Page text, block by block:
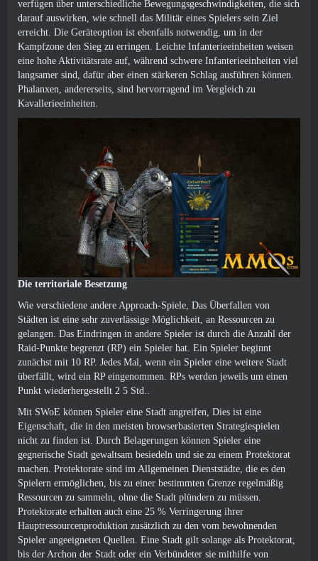
verfügen über unterschiedliche Bewegungsgeschwindigkeiten, die sich
darauf auswirken, wie schnell das Militär eines Spielers sein Ziel
erreicht. Die Geräteoption ist ebenfalls notwendig, um in der
Kampfzone den Sieg zu erringen. Leichte Infanterieeinheiten weisen
eine hohe Aktivitätsrate auf, während schwere Infanterieeinheiten viel
langsamer sind, dafür aber einen stärkeren Schlag ausführen können.
Phalanxen, andererseits, sind hervorragend im Vergleich zu
Kavallerieeinheiten.
Die territoriale Besetzung
Wie verschiedene andere Approach-Spiele, Das Überfallen von
Städten ist eine sehr zuverlässige Möglichkeit, an Ressourcen zu
gelangen. Das Eindringen in andere Spieler ist durch die Anzahl der
Raid-Punkte begrenzt (RP) ein Spieler hat. Ein Spieler beginnt
zunächst mit 10 RP. Jedes Mal, wenn ein Spieler eine weitere Stadt
überfällt, wird ein RP eingenommen. RPs werden jeweils um einen
Punkt wiederhergestellt 2 5 Std..
Mit SWoE können Spieler eine Stadt angreifen, Dies ist eine
Eigenschaft, die in den meisten browserbasierten Strategiespielen
nicht zu finden ist. Durch Belagerungen können Spieler eine
gegnerische Stadt gewaltsam besiedeln und sie zu einem Protektorat
machen. Protektorate sind im Allgemeinen Dienststädte, die es den
Spielern ermöglichen, bis zu einer bestimmten Grenze regelmäßig
Ressourcen zu sammeln, ohne die Stadt plündern zu müssen.
Protektorate erhalten auch eine 25 % Verringerung ihrer
Hauptressourcenproduktion zusätzlich zu den vom bewohnenden
Spieler angeeigneten Quellen. Eine Stadt gilt solange als Protektorat,
bis der Archon der Stadt oder ein Verbündeter sie mithilfe von